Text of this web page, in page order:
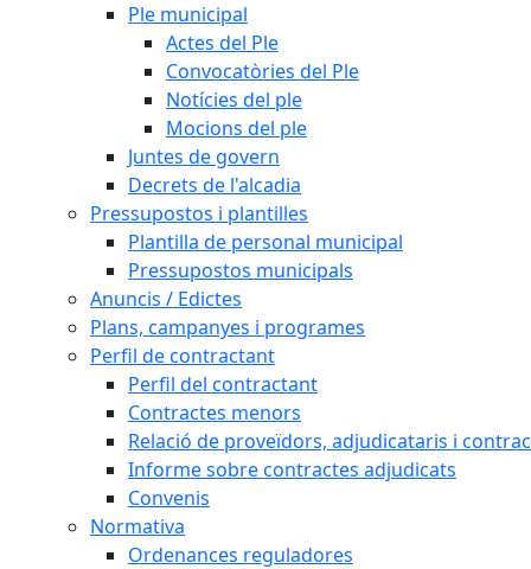
Ple municipal
Actes del Ple
Convocatòries del Ple
Notícies del ple
Mocions del ple
Juntes de govern
Decrets de l'alcadia
Pressupostos i plantilles
Plantilla de personal municipal
Pressupostos municipals
Anuncis / Edictes
Plans, campanyes i programes
Perfil de contractant
Perfil del contractant
Contractes menors
Relació de proveïdors, adjudicataris i
Informe sobre contractes adjudicats
Convenis
Normativa
Ordenances reguladores